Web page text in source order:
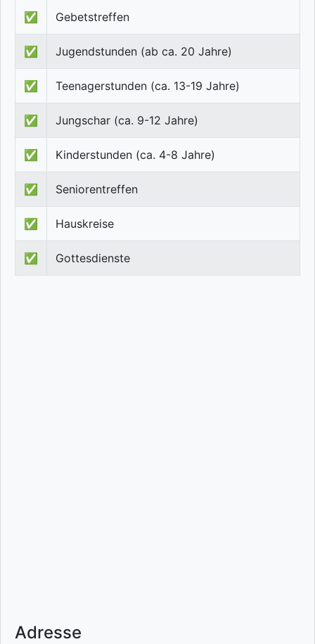
✅ Gebetstreffen
✅ Jugendstunden (ab ca. 20 Jahre)
✅ Teenagerstunden (ca. 13-19 Jahre)
✅ Jungschar (ca. 9-12 Jahre)
✅ Kinderstunden (ca. 4-8 Jahre)
✅ Seniorentreffen
✅ Hauskreise
✅ Gottesdienste
Adresse